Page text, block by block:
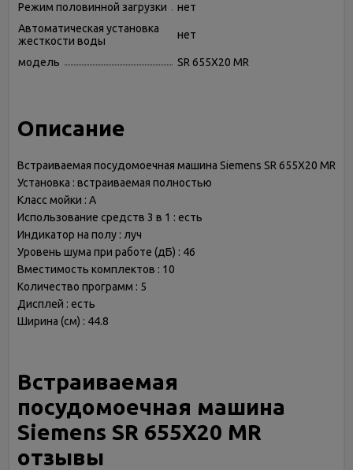
Режим половинной загрузки
нет
Автоматическая установка
жесткости воды
нет
модель SR 655X20 MR
Описание
Встраиваемая посудомоечная машина Siemens SR 655X20 MR
Установка : встраиваемая полностью
Класс мойки : A
Использование средств 3 в 1 : есть
Индикатор на полу : луч
Уровень шума при работе (дБ) : 46
Вместимость комплектов : 10
Количество программ : 5
Дисплей : есть
Ширина (см) : 44.8
Встраиваемая
посудомоечная машина
Siemens SR 655X20 MR
отзывы